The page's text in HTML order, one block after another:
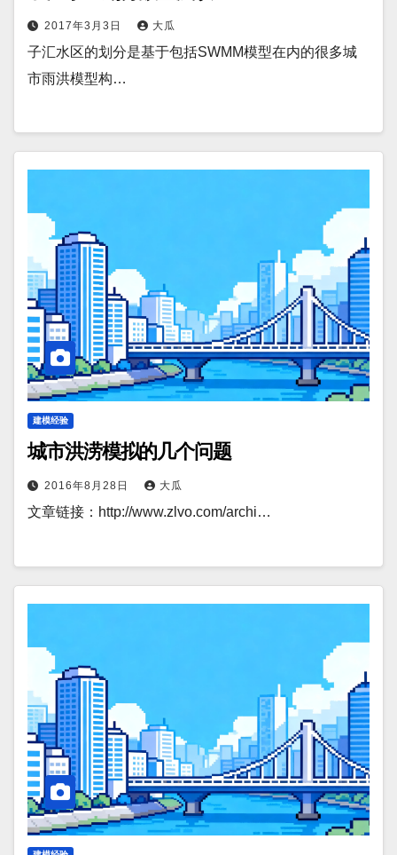
2017年3月3日 大瓜
子汇水区的划分是基于包括SWMM模型在内的很多城
市雨洪模型构…
建模经验
城市洪涝模拟的几个问题
2016年8月28日 大瓜
文章链接：http://www.zlvo.com/archi…